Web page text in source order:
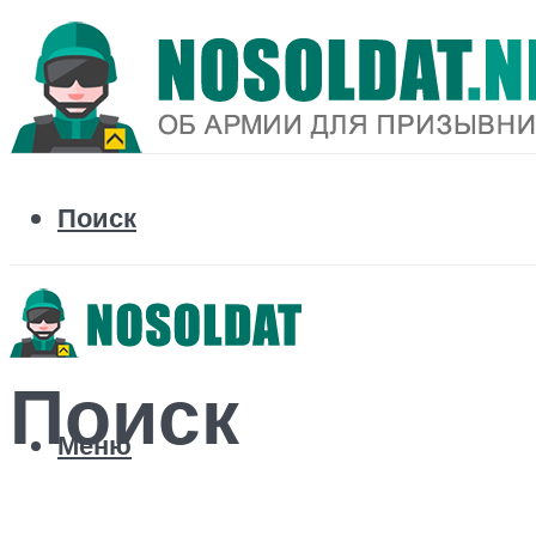
Поиск
Поиск
Меню